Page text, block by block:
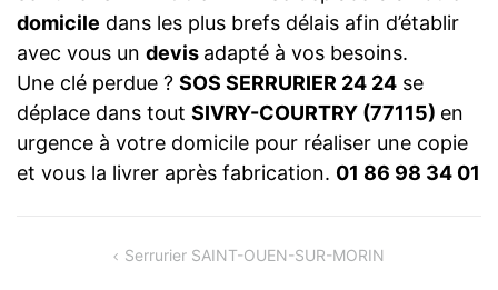
domicile dans les plus brefs délais afin d’établir
avec vous un devis adapté à vos besoins.
Une clé perdue ? SOS SERRURIER 24 24 se
déplace dans tout SIVRY-COURTRY (77115) en
urgence à votre domicile pour réaliser une copie
et vous la livrer après fabrication. 01 86 98 34 01
NAVIGATIONSerrurier SAINT-OUEN-SUR-MORIN